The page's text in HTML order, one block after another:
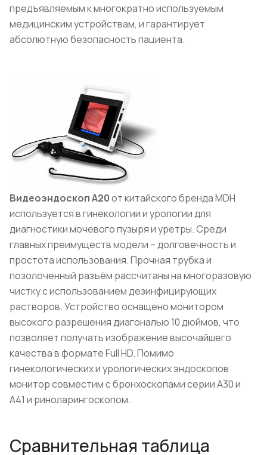
предъявляемым к многократно используемым
медицинским устройствам, и гарантирует
абсолютную безопасность пациента.
ВидеоэндоскопA20от китайского бренда MDH
используется в гинекологии и урологии для
диагностики мочевого пузыря и уретры. Среди
главных преимуществ модели – долговечность и
простота использования. Прочная трубка и
позолоченный разъём рассчитаны на многоразовую
чистку с использованием дезинфицирующих
растворов. Устройство оснащено монитором
высокого разрешения диагональю 10 дюймов, что
позволяет получать изображение высочайшего
качества в формате Full HD. Помимо
гинекологических и урологических эндоскопов
монитор совместим с бронхоскопами серии А30 и
А41 и риноларингоскопом.
Сравнительная таблица